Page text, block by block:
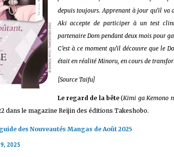
depuis toujours. Apprenant à jour qu’il
Aki accepte de participer à un test
partenaire Dom pendant deux mois pour
C’est à ce moment qu’il découvre que le
était en réalité Minoru, en cours de
[Source Taifu]
Le regard de la bête (Kimi ga Kemono
dans le magazine Reijin des éditions Takeshobo.
des Nouveautés Mangas de Août 2025
2025